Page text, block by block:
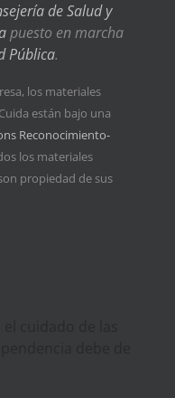
de Salud y
puesto en marcha
Pública.
los materiales
están bajo una
Reconocimiento-
los materiales
propiedad de sus